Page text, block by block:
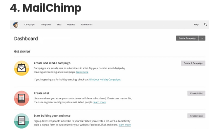
4. MailChimp